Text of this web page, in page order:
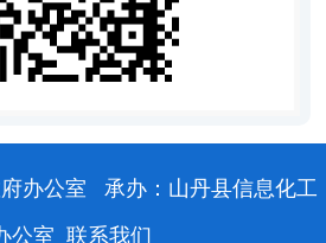
办公室
承办：山丹县信息化工
公室 联系我们